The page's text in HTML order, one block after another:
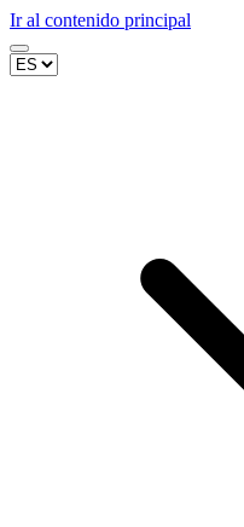
Ir al contenido principal